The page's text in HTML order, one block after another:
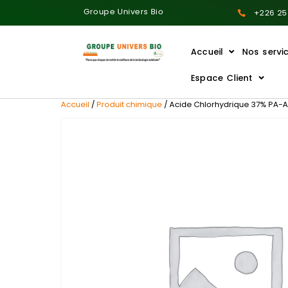
Groupe Univers Bio +226
Accueil Nos
Espace Client
Accueil /Produit chimique / Acide Chlorhydrique 37% PA-